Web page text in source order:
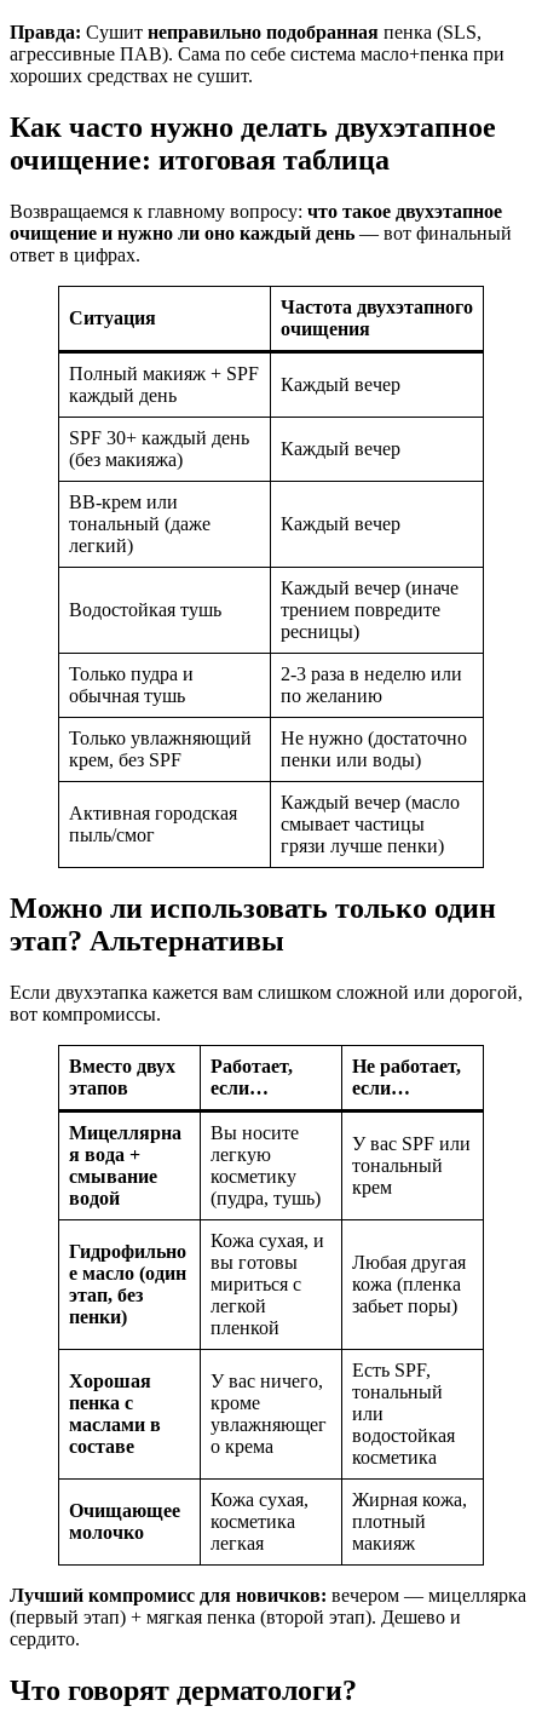
Правда: Сушит неправильно подобранная пенка (SLS,
агрессивные ПАВ). Сама по себе система масло+пенка при
хороших средствах не сушит.
Как часто нужно делать двухэтапное
очищение: итоговая таблица
Возвращаемся к главному вопросу: что такое двухэтапное
очищение и нужно ли оно каждый день — вот финальный
ответ в цифрах.
Ситуация
Частота двухэтапного
очищения
Полный макияж + SPF
каждый день
Каждый вечер
SPF 30+ каждый день
(без макияжа)
Каждый вечер
BB-крем или
тональный (даже
легкий)
Каждый вечер
Водостойкая тушь
Каждый вечер (иначе
трением повредите
ресницы)
Только пудра и
обычная тушь
2-3 раза в неделю или
по желанию
Только увлажняющий
крем, без SPF
Не нужно (достаточно
пенки или воды)
Активная городская
пыль/смог
Каждый вечер (масло
смывает частицы
грязи лучше пенки)
Можно ли использовать только один
этап? Альтернативы
Если двухэтапка кажется вам слишком сложной или дорогой,
вот компромиссы.
Вместо двух
этапов
Работает,
если…
Не работает,
если…
Мицеллярна
я вода +
смывание
водой
Вы носите
легкую
косметику
(пудра, тушь)
У вас SPF или
тональный
крем
Гидрофильно
е масло (один
этап, без
пенки)
Кожа сухая, и
вы готовы
мириться с
легкой
пленкой
Любая другая
кожа (пленка
забьет поры)
Хорошая
пенка с
маслами в
составе
У вас ничего,
кроме
увлажняющег
о крема
Есть SPF,
тональный
или
водостойкая
косметика
Очищающее
молочко
Кожа сухая,
косметика
легкая
Жирная кожа,
плотный
макияж
Лучший компромисс для новичков: вечером — мицеллярка
(первый этап) + мягкая пенка (второй этап). Дешево и
сердито.
Что говорят дерматологи?